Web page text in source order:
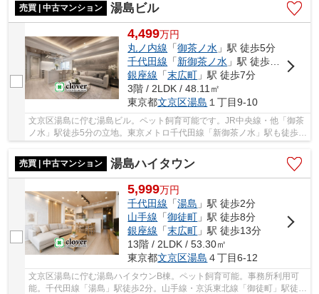
売買 | 中古マンション 湯島ビル
4,499万円
丸ノ内線 「御茶ノ水 」駅 徒歩5分
千代田線 「新御茶ノ水 」駅 徒歩5分
銀座線 「末広町 」駅 徒歩7分
3階 / 2LDK / 48.11㎡
東京都文京区湯島 １丁目9-10
文京区湯島に佇む湯島ビル。ペット飼育可能です。JR中央線・他「御茶
ノ水」駅徒歩5分の立地。東京メトロ千代田線「新御茶ノ水」駅も徒歩5
分、銀座線「末広町」駅は徒歩7分と複数路線が...
売買 | 中古マンション
湯島ハイタウン
5,999万円
千代田線 「湯島 」駅 徒歩2分
山手線 「御徒町 」駅 徒歩8分
銀座線 「末広町 」駅 徒歩13分
13階 / 2LDK / 53.30㎡
東京都文京区湯島 ４丁目6-12
文京区湯島に佇む湯島ハイタウンB棟。ペット飼育可能。事務所利用可
能。千代田線「湯島」駅徒歩2分。山手線・京浜東北線「御徒町」駅徒歩